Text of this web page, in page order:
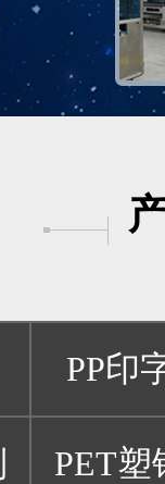
PP印
PET